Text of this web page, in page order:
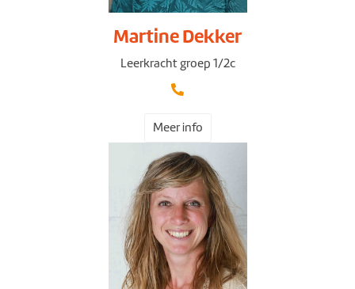
Martine Dekker
Leerkracht groep 1/2c
Meer info